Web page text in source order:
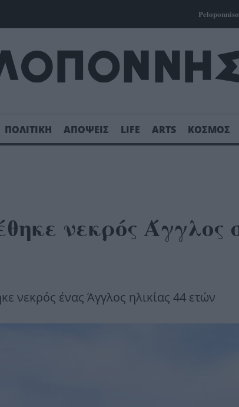
ΠΟΛΙΤΙΚΗ ΑΠΟΨΕΙΣ LIFE ARTS ΚΟΣΜΟΣ
νεκρός Άγγλος
νεκρός ένας Άγγλος ηλικίας 44 ετών